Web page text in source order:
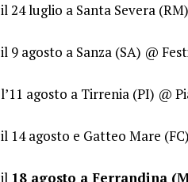
il 24 luglio a Santa Severa
il 9 agosto a Sanza (SA) @
l’11 agosto a Tirrenia (PI) @
il 14 agosto e Gatteo Mare
il 18 agosto a Ferrandina